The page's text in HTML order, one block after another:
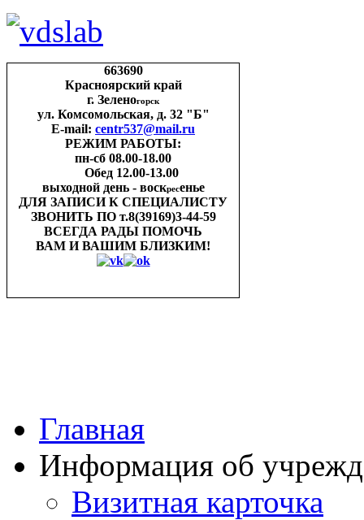
663690
Красноярский край
г. Зеленогорск
ул. Комсомольская, д. 32 "Б"
E-mail: centr537@mail.ru
РЕЖИМ РАБОТЫ:
пн-cб 08.00-18.00
Обед 12.00-13.00
выходной день - воскресенье
ДЛЯ ЗАПИСИК СПЕЦИАЛИСТУ
ЗВОНИТЬ ПО т.8(39169)3-44-59
ВСЕГДА РАДЫ ПОМОЧЬ
ВАМ И ВАШИМ БЛИЗКИМ!
Главная
Информация об
Визитная карточка